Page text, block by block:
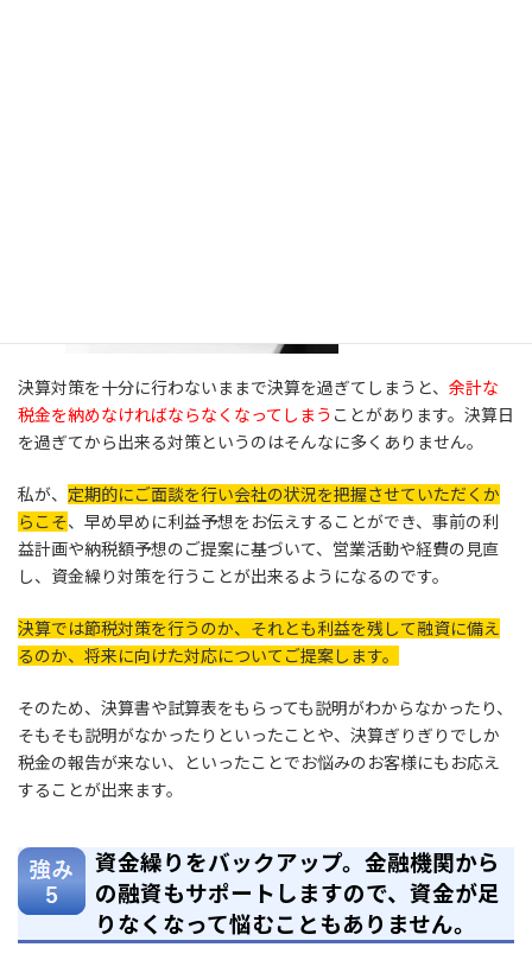
決算対策を十分に行わないままで決算を過ぎてしまうと、 余計な
税金を納めなければならなくなってしまう ことがあります。決算日
を過ぎてから出来る対策というのはそんなに多くありません。
私が、 定期的にご面談を行い会社の状況を把握させていただくか
らこそ、早め早めに利益予想をお伝えすることができ、事前の利
益計画や納税額予想のご提案に基づいて、営業活動や経費の見直
し、資金繰り対策を行うことが出来るようになるのです。
決算では節税対策を行うのか、それとも利益を残して融資に備え
るのか、将来に向けた対応についてご提案します。
そのため、決算書や試算表をもらっても説明がわからなかったり、
そもそも説明がなかったりといったことや、決算ぎりぎりでしか
税金の報告が来ない、といったことでお悩みのお客様にもお応え
することが出来ます。
資金繰りをバックアップ。金融機関から
の融資もサポートしますので、資金が足
りなくなって悩むこともありません。